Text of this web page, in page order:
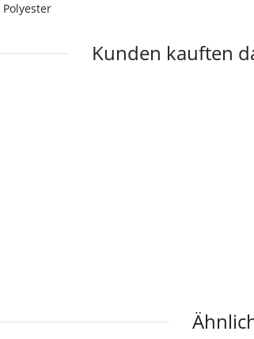
Polyester
Kunden kauften